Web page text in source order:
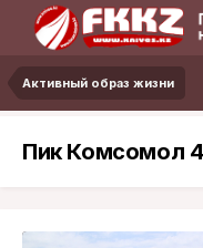
Активный образ жизни
Пик Комсомол